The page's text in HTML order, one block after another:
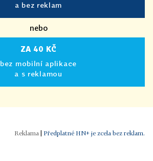
a bez reklam
nebo
ZA 40 KČ
bez mobilní aplikace
a s reklamou
Předplatné HN+ je zcela bez reklam.